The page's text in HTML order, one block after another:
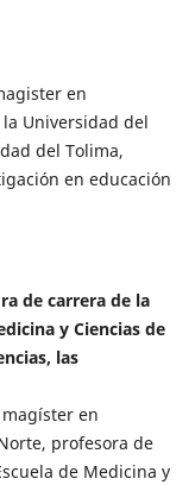
en
Universidad del
del Tolima,
en educación
de carrera de la
y Ciencias de
las
en
profesora de
de Medicina y